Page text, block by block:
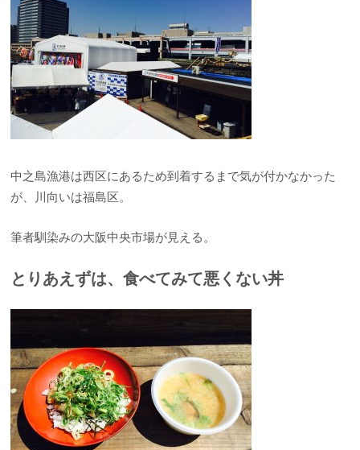
中之島漁港は西区にあるため到着するまで気が付かなかった
が、川向いは福島区。
筆者馴染みの大阪中央市場が見える。
とりあえずは、食べてみて悪くない丼